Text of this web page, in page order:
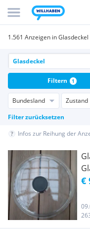
1.561 Anzeigen in Glasdeckel
Bundesland Zustand
Filter zurücksetzen
Filtern 1
Infos zur Reihung der
€